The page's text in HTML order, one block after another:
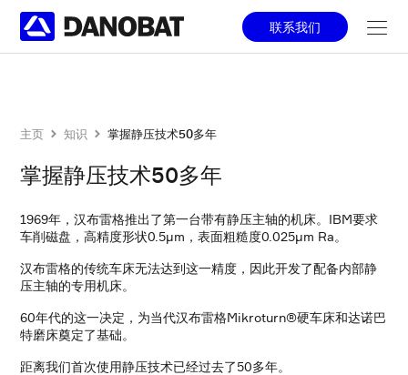
Skip to main content
联系我们
主页 知识 掌握静压技术50多年
掌握静压技术50多年
1969年，汉布雷格推出了第一台带有静压主轴的机床。IBM要求
车削磁盘，高精度形状0.5µm，表面粗糙度0.025µm Ra。
汉布雷格的传统车床无法达到这一精度，因此开发了配备内部静
压主轴的专用机床。
60年代的这一决定，为当代汉布雷格Mikroturn®硬车床和达诺巴
特磨床奠定了基础。
距离我们首次使用静压技术已经过去了50多年。